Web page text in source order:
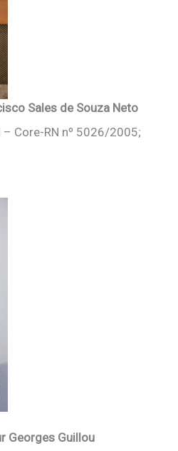
Sales de Souza Neto
Core-RN nº 5026/2005;
Georges Guillou